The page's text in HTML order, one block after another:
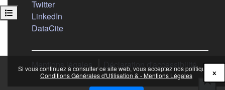
Si vous continuez à consulter ce site web, vous acceptez nos politiques :
Conditions Générales d'Utilisation & - Mentions Légales
x
Ouvrir l’index du cours
Twitter(s'ouvre dans un nouvel onglet)
LinkedIn
DataCite(s'ouvre dans un nouvel onglet)
Mentions légales Déclaration d'accessibilité